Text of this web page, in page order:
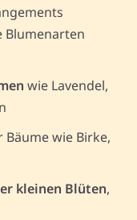
Blumenarten
wie Lavendel,
Bäume wie Birke,
kleinen Blüten,